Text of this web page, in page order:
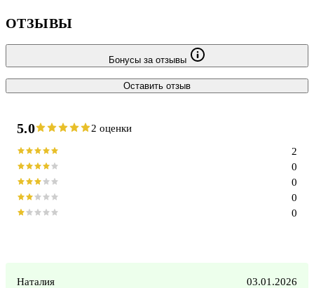
ОТЗЫВЫ
Бонусы за отзывы
Оставить отзыв
5.0 2 оценки
0
0
0
0
2
Наталия 03.01.2026